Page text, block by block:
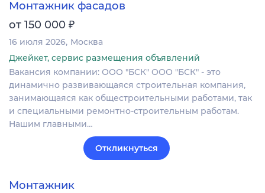
Монтажник фасадов
от 150 000 ₽
16 июля 2026 Москва
Джейкет, сервис размещения объявлений
Вакансия компании: ООО "БСК" ООО "БСК" - это
динамично развивающаяся строительная компания,
занимающаяся как общестроительными работами, так
и специальными ремонтно-строительным работам.
Нашим главными…
Откликнуться
Монтажник